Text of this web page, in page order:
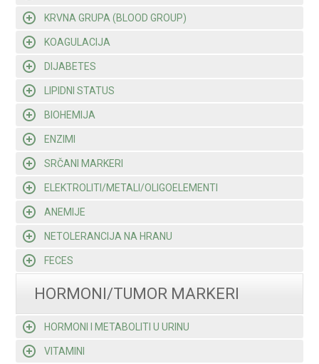
KRVNA GRUPA (BLOOD GROUP)
KOAGULACIJA
DIJABETES
LIPIDNI STATUS
BIOHEMIJA
ENZIMI
SRČANI MARKERI
ELEKTROLITI/METALI/OLIGOELEMENTI
ANEMIJE
NETOLERANCIJA NA HRANU
FECES
HORMONI/TUMOR MARKERI
HORMONI I METABOLITI U URINU
VITAMINI